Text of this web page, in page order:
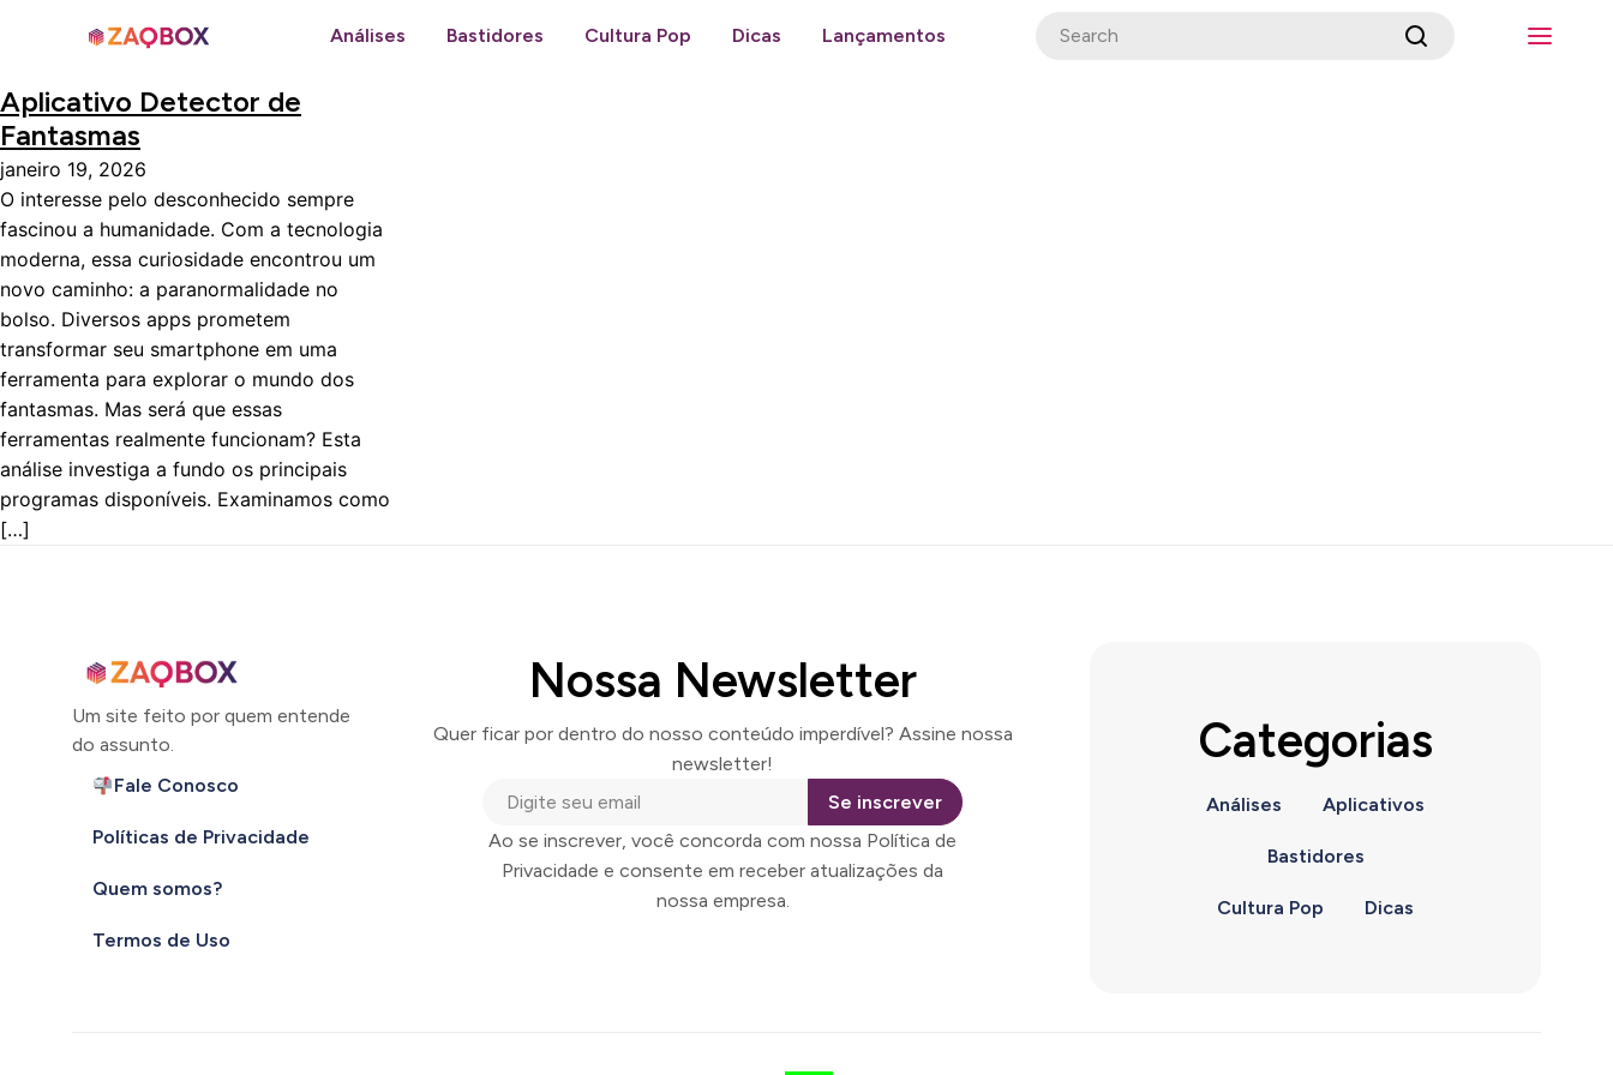
Análises Bastidores Cultura Pop Dicas Lançamentos
Aplicativo Detector de
Fantasmas
janeiro 19, 2026
O interesse pelo desconhecido sempre
fascinou a humanidade. Com a tecnologia
moderna, essa curiosidade encontrou um
novo caminho: a paranormalidade no
bolso. Diversos apps prometem
transformar seu smartphone em uma
ferramenta para explorar o mundo dos
fantasmas. Mas será que essas
ferramentas realmente funcionam? Esta
análise investiga a fundo os principais
programas disponíveis. Examinamos como
[…]
Um site feito por quem entende
do assunto.
Fale Conosco
Políticas de Privacidade
Quem somos?
Termos de Uso
Nossa Newsletter
Quer ficar por dentro do nosso conteúdo imperdível? Assine nossa
newsletter!
Se inscrever
Ao se inscrever, você concorda com nossa Política de
Privacidade e consente em receber atualizações da
nossa empresa.
Categorias
Análises Aplicativos
Bastidores
Cultura Pop Dicas